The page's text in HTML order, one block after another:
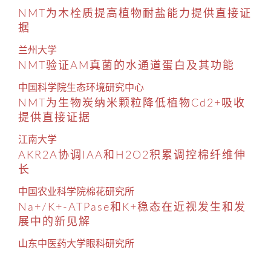
NMT为木栓质提高植物耐盐能力提供直接证
据
兰州大学
NMT验证AM真菌的水通道蛋白及其功能
中国科学院生态环境研究中心
NMT为生物炭纳米颗粒降低植物Cd2+吸收
提供直接证据
江南大学
AKR2A协调IAA和H2O2积累调控棉纤维伸
长
中国农业科学院棉花研究所
Na+/K+-ATPase和K+稳态在近视发生和发
展中的新见解
山东中医药大学眼科研究所